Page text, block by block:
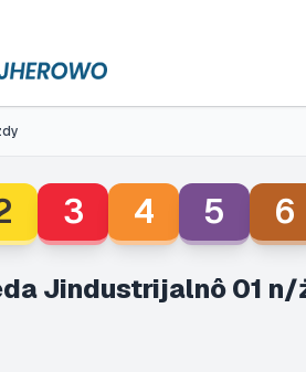
3 4 5 6
Jindustrijalnô 01 n/